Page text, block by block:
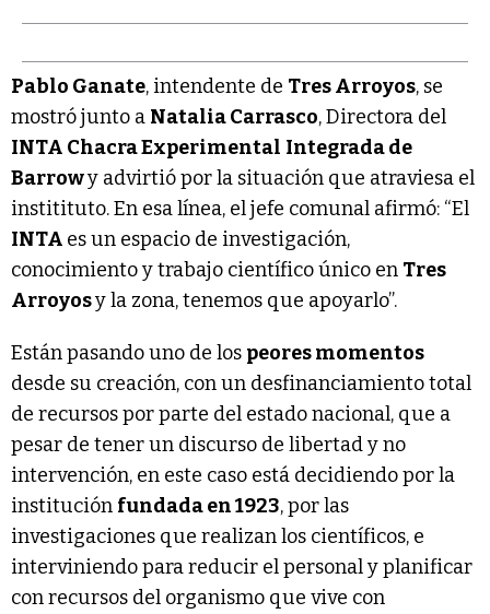
Pablo Ganate, intendente de Tres Arroyos, se
mostró junto a Natalia Carrasco, Directora del
INTA Chacra Experimental Integrada de
Barrowy advirtió por la situación que atraviesa el
institituto. En esa línea, el jefe comunal afirmó: “El
INTA es un espacio de investigación,
conocimiento y trabajo científico único en Tres
Arroyosy la zona, tenemos que apoyarlo”.
Están pasando uno de los peores momentos
desde su creación, con un desfinanciamiento total
de recursos por parte del estado nacional, que a
pesar de tener un discurso de libertad y no
intervención, en este caso está decidiendo por la
institución fundada en 1923, por las
investigaciones que realizan los científicos, e
interviniendo para reducir el personal y planificar
con recursos del organismo que vive con